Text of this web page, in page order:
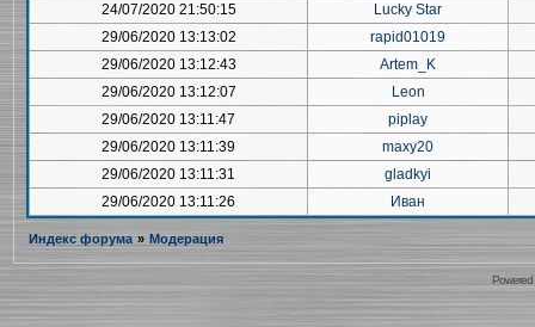
24/07/2020 21:50:15
Lucky Star
29/06/2020 13:13:02
rapid01019
29/06/2020 13:12:43
Artem_K
29/06/2020 13:12:07
Leon
29/06/2020 13:11:47
piplay
29/06/2020 13:11:39
maxy20
29/06/2020 13:11:31
gladkyi
29/06/2020 13:11:26
Иван
Индекс форума » Модерация